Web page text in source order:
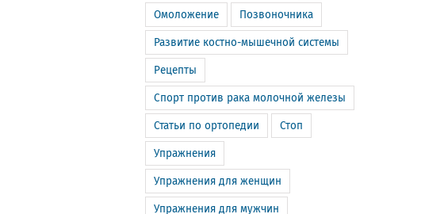
Омоложение Позвоночника
Развитие костно-мышечной системы
Рецепты
Спорт против рака молочной железы
Статьи по ортопедии Стоп
Упражнения
Упражнения для женщин
Упражнения для мужчин